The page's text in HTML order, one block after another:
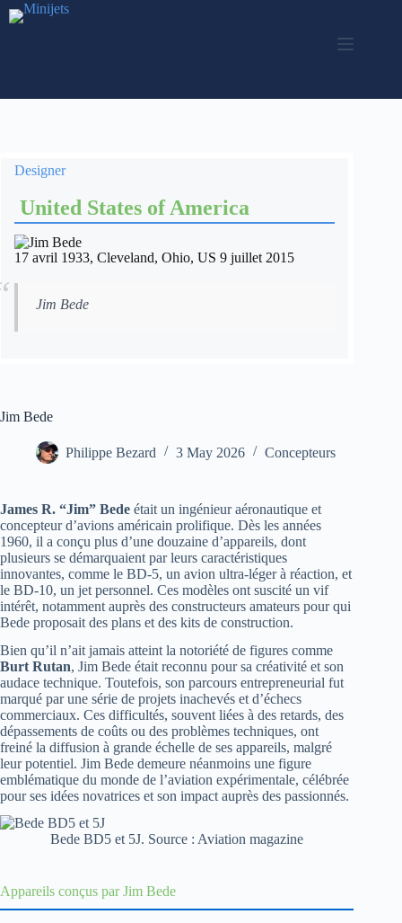
Skip
to
Jim Bede
Philippe Bezard 3 May 2026 Concepteurs
James R. “Jim” Bede était un ingénieur aéronautique et
concepteur d’avions américain prolifique. Dès les années
1960, il a conçu plus d’une douzaine d’appareils, dont
plusieurs se démarquaient par leurs caractéristiques
innovantes, comme le BD-5, un avion ultra-léger à réaction, et
le BD-10, un jet personnel. Ces modèles ont suscité un vif
intérêt, notamment auprès des constructeurs amateurs pour qui
Bede proposait des plans et des kits de construction.
Bien qu’il n’ait jamais atteint la notoriété de figures comme
Burt Rutan, Jim Bede était reconnu pour sa créativité et son
audace technique. Toutefois, son parcours entrepreneurial fut
marqué par une série de projets inachevés et d’échecs
commerciaux. Ces difficultés, souvent liées à des retards, des
dépassements de coûts ou des problèmes techniques, ont
freiné la diffusion à grande échelle de ses appareils, malgré
leur potentiel. Jim Bede demeure néanmoins une figure
emblématique du monde de l’aviation expérimentale, célébrée
pour ses idées novatrices et son impact auprès des passionnés.
Bede BD5 et 5J. Source : Aviation magazine
Appareils conçus par Jim Bede
Designer
United States of America
17 avril 1933, Cleveland, Ohio, US 9 juillet 2015
Jim Bede